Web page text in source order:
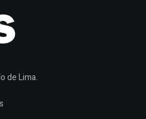
de Lima.